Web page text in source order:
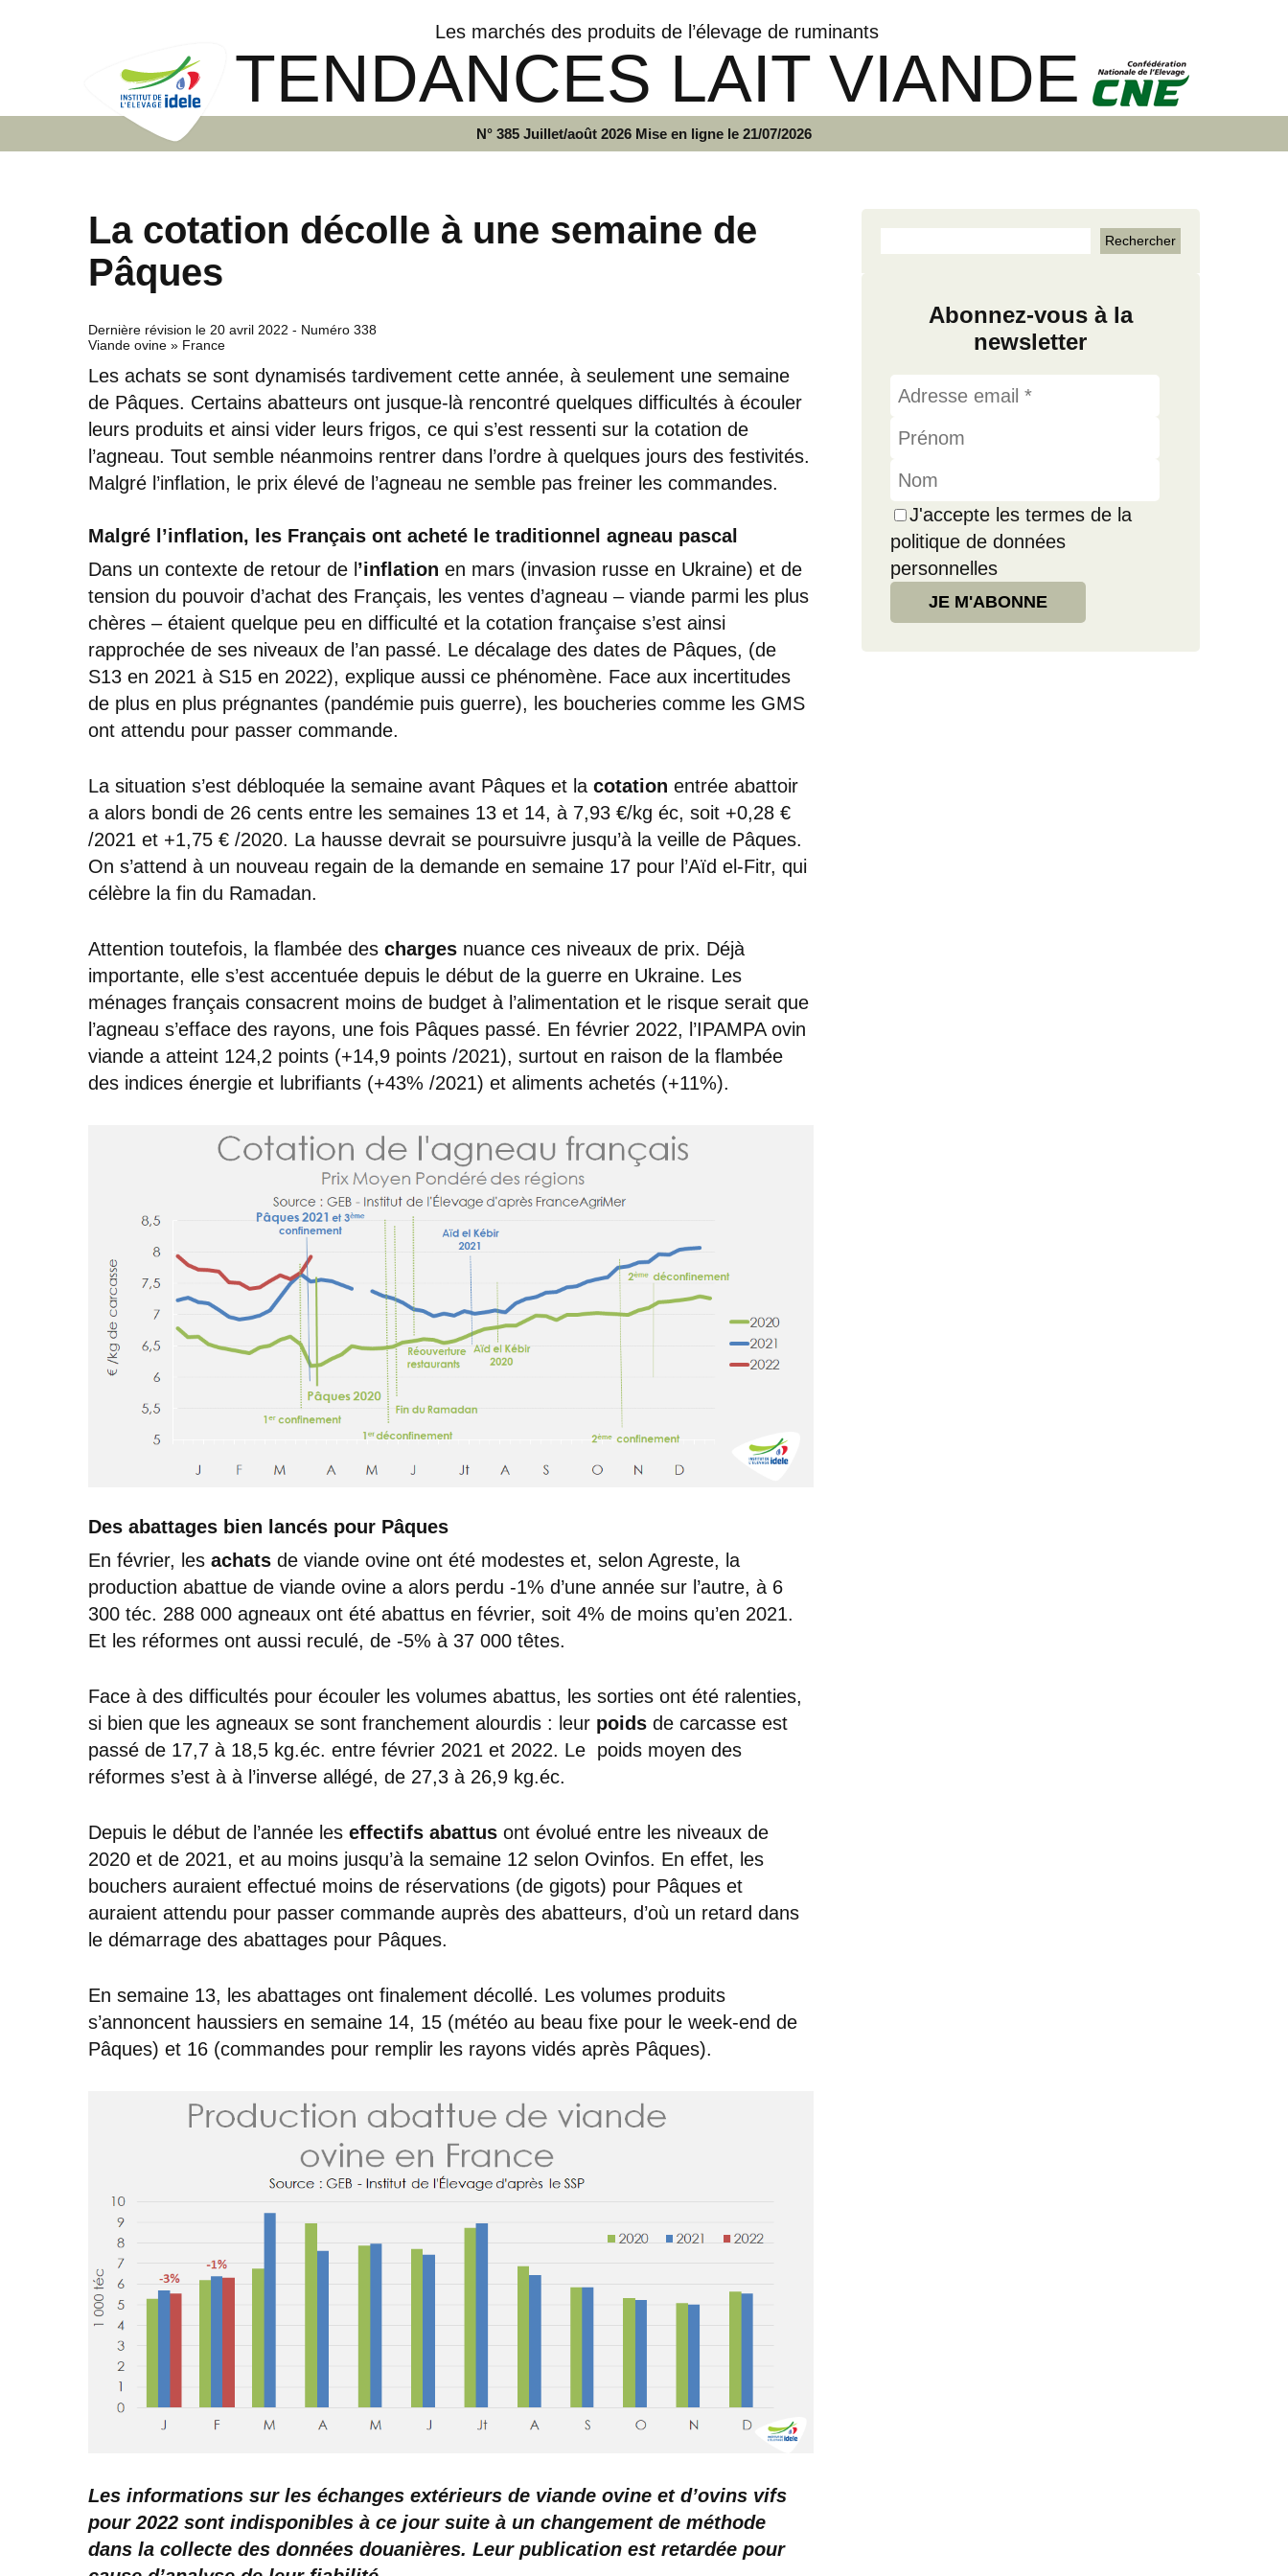
Les marchés des produits de l’élevage de ruminants
TENDANCES LAIT VIANDE
N° 385 Juillet/août 2026 Mise en ligne le 21/07/2026
La cotation décolle à une semaine de
Pâques
Dernière révision le 20 avril 2022 - Numéro 338
Viande ovine » France
Les achats se sont dynamisés tardivement cette année, à seulement une semaine
de Pâques. Certains abatteurs ont jusque-là rencontré quelques difficultés à écouler
leurs produits et ainsi vider leurs frigos, ce qui s’est ressenti sur la cotation de
l’agneau. Tout semble néanmoins rentrer dans l’ordre à quelques jours des festivités.
Malgré l’inflation, le prix élevé de l’agneau ne semble pas freiner les commandes.
Malgré l’inflation, les Français ont acheté le traditionnel agneau pascal
Dans un contexte de retour de l’inflation en mars (invasion russe en Ukraine) et de
tension du pouvoir d’achat des Français, les ventes d’agneau – viande parmi les plus
chères – étaient quelque peu en difficulté et la cotation française s’est ainsi
rapprochée de ses niveaux de l’an passé. Le décalage des dates de Pâques, (de
S13 en 2021 à S15 en 2022), explique aussi ce phénomène. Face aux incertitudes
de plus en plus prégnantes (pandémie puis guerre), les boucheries comme les GMS
ont attendu pour passer commande.
La situation s’est débloquée la semaine avant Pâques et la cotation entrée abattoir
a alors bondi de 26 cents entre les semaines 13 et 14, à 7,93 €/kg éc, soit +0,28 €
/2021 et +1,75 € /2020. La hausse devrait se poursuivre jusqu’à la veille de Pâques.
On s’attend à un nouveau regain de la demande en semaine 17 pour l’Aïd el-Fitr, qui
célèbre la fin du Ramadan.
Attention toutefois, la flambée des charges nuance ces niveaux de prix. Déjà
importante, elle s’est accentuée depuis le début de la guerre en Ukraine. Les
ménages français consacrent moins de budget à l’alimentation et le risque serait que
l’agneau s’efface des rayons, une fois Pâques passé. En février 2022, l’IPAMPA ovin
viande a atteint 124,2 points (+14,9 points /2021), surtout en raison de la flambée
des indices énergie et lubrifiants (+43% /2021) et aliments achetés (+11%).
Des abattages bien lancés pour Pâques
En février, les achats de viande ovine ont été modestes et, selon Agreste, la
production abattue de viande ovine a alors perdu -1% d’une année sur l’autre, à 6
300 téc. 288 000 agneaux ont été abattus en février, soit 4% de moins qu’en 2021.
Et les réformes ont aussi reculé, de -5% à 37 000 têtes.
Face à des difficultés pour écouler les volumes abattus, les sorties ont été ralenties,
si bien que les agneaux se sont franchement alourdis : leur poids de carcasse est
passé de 17,7 à 18,5 kg.éc. entre février 2021 et 2022. Le poids moyen des
réformes s’est à à l’inverse allégé, de 27,3 à 26,9 kg.éc.
Depuis le début de l’année les effectifs abattus ont évolué entre les niveaux de
2020 et de 2021, et au moins jusqu’à la semaine 12 selon Ovinfos. En effet, les
bouchers auraient effectué moins de réservations (de gigots) pour Pâques et
auraient attendu pour passer commande auprès des abatteurs, d’où un retard dans
le démarrage des abattages pour Pâques.
En semaine 13, les abattages ont finalement décollé. Les volumes produits
s’annoncent haussiers en semaine 14, 15 (météo au beau fixe pour le week-end de
Pâques) et 16 (commandes pour remplir les rayons vidés après Pâques).
Les informations sur les échanges extérieurs de viande ovine et d’ovins vifs
pour 2022 sont indisponibles à ce jour suite à un changement de méthode
dans la collecte des données douanières. Leur publication est retardée pour
Abonnez-vous à la
newsletter
J'accepte les termes de la
politique de données
personnelles